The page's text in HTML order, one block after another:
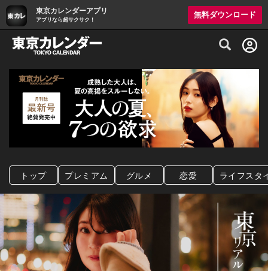
東京カレンダーアプリ
アプリなら超サクサク！
無料ダウンロード
グルメ情報・プレミアムレストラン予約
トップ プレミアム グルメ 恋愛 ライフスタ